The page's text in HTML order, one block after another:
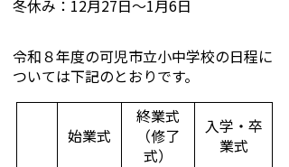
冬休み：12月27日～1月6日
令和８年度の可児市立小中学校の日程に
ついては下記のとおりです。
始業式
終業式
（修了
式）
入学・卒
業式